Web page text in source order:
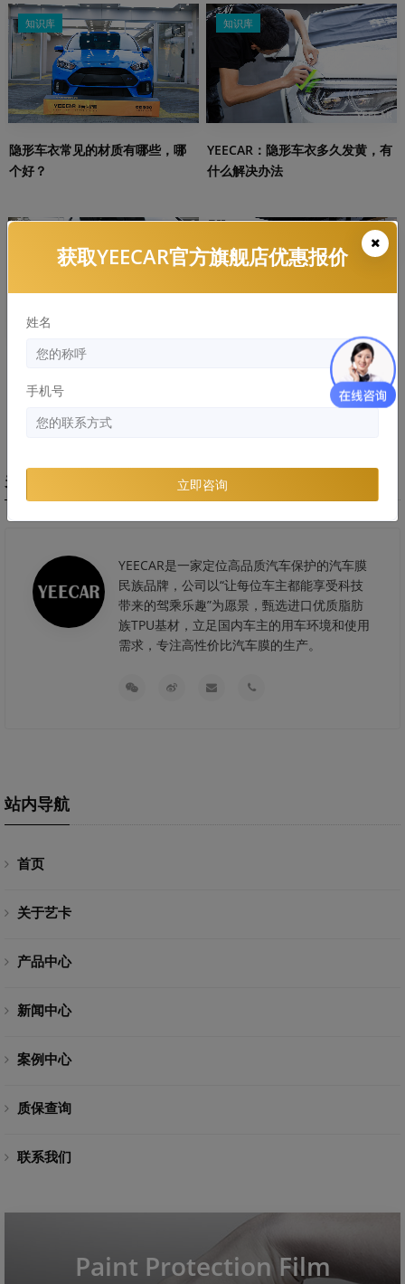
知识库
隐形车衣常见的材质有哪些，哪
个好？
知识库
YEECAR：隐形车衣多久发黄，有
什么解决办法
劣质隐形车危害：浪费的钱比膜
还贵！
隐形车衣和改色膜哪个好，两者
关于艺卡
YEECAR是一家定位高品质汽车保护的汽车膜
民族品牌，公司以“让每位车主都能享受科技
带来的驾乘乐趣”为愿景，甄选进口优质脂肪
族TPU基材，立足国内车主的用车环境和使用
需求，专注高性价比汽车膜的生产。
站内导航
首页
关于艺卡
产品中心
新闻中心
案例中心
质保查询
联系我们
Paint Protection Film
获取YEECAR官方旗舰店优惠报价
姓名
手机号
立即咨询